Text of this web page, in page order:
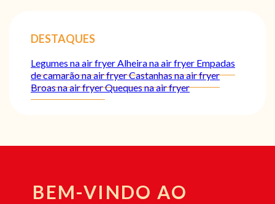
DESTAQUES
Legumes na air fryer Alheira na air fryer Empadas
de camarão na air fryerCastanhas na air fryer
Broas na air fryerQueques na air fryer
BEM-VINDO AO